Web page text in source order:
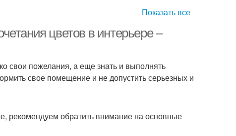
Показать все
цветов в интерьере –
свои пожелания, а еще знать и выполнять
свое помещение и не допустить серьезных и
рекомендуем обратить внимание на основные